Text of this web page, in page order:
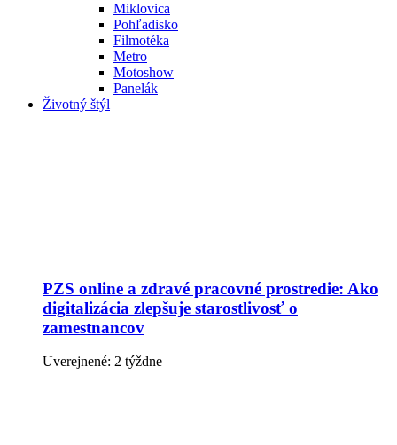
Miklovica
Pohľadisko
Filmotéka
Metro
Motoshow
Panelák
Životný štýl
PZS online a zdravé pracovné prostredie: Ako
digitalizácia zlepšuje starostlivosť o
zamestnancov
Uverejnené: 2 týždne